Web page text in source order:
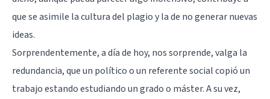
que se asimile la cultura del plagio y la de no generar nuevas
ideas.
Sorprendentemente, a día de hoy, nos sorprende, valga la
redundancia, que un político o un referente social copió un
trabajo estando estudiando un grado o máster. A su vez,